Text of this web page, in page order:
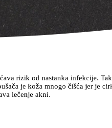
rizik od nastanka infekcije.
je koža mnogo čišća jer je
lečenje akni.